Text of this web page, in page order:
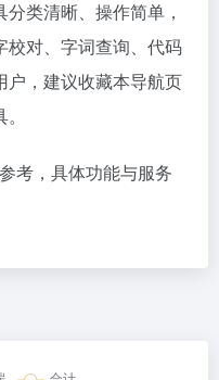
类清晰、操作简单，
校对、字词查询、代码
户，建议收藏本导航页
考，具体功能与服务